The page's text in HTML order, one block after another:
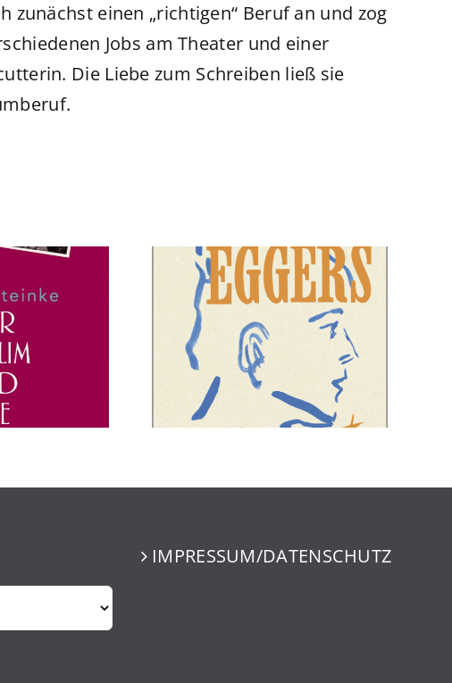
einen „richtigen“ Beruf an und zog
Jobs am Theater und einer
Die Liebe zum Schreiben ließ sie
IMPRESSUM/DATENSCHUTZ